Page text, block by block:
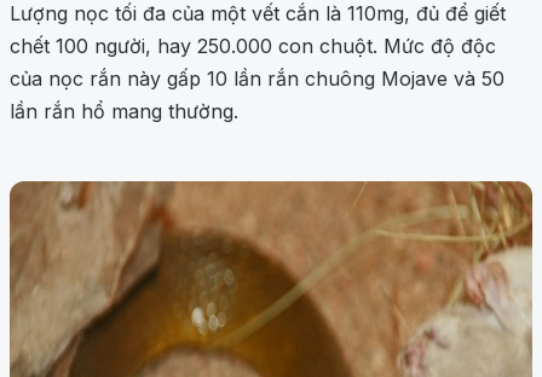
Lượng nọc tối đa của một vết cắn là 110mg, đủ để giết
chết 100 người, hay 250.000 con chuột. Mức độ độc
của nọc rắn này gấp 10 lần rắn chuông Mojave và 50
lần rắn hổ mang thường.